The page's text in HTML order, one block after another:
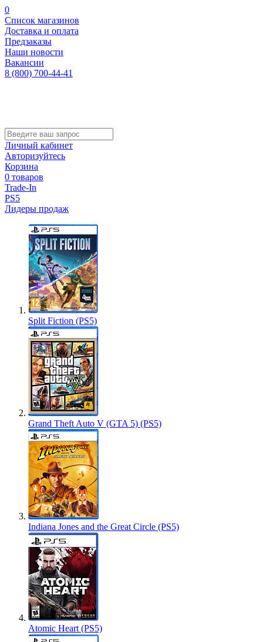
0
Список магазинов
Доставка и оплата
Предзаказы
Наши новости
Вакансии
8 (800) 700-44-41
Личный кабинет
Авторизуйтесь
Корзина
0 товаров
Trade-In
PS5
Лидеры продаж
Split Fiction (PS5)
Grand Theft Auto V (GTA 5) (PS5)
Indiana Jones and the Great Circle (PS5)
Atomic Heart (PS5)